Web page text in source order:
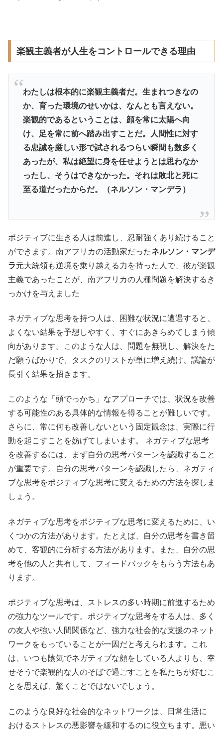
楽観主義者が人生をコントロールできる理由
わたしは根本的に楽観主義者だ。生まれつきなの
か、育った環境のせいかは、なんとも言えない。
楽観的であるということは、顔を常に太陽へ向
け、足を常に前へ踏み出すことだ。人間性に対す
る忠誠を厳しい形で試されるつらい瞬間も数多く
あったが、私は絶望に身を任せようとは思わなか
ったし、そうはできなかった。それは敗北と死に
至る道だったからだ。（ネルソン・マンデラ）
ポジティブに生きる人は前進し、忍耐強くあり続けること
ができます。南アフリカの活動家だったネルソン・マンデ
ラ元大統領も逆境を乗り越える力を持った人で、彼が楽観
主義であったことが、南アフリカの人種問題を解決するき
っかけを与えました
ネガティブな思考を持つ人は、困難な状況に遭遇すると、
よくない結果を予想しやすく、すぐにあきらめてしまう傾
向があります。このような人は、問題を無視し、解決をた
だ願うばかりで、タスクのリストが単に増え続け、議論が
長引く結果を招きます。
このような「頭でっかち」なアプローチでは、状況を改善
する可能性のある具体的な情報を得ることが難しいです。
さらに、常に何も改善しないという固定観念は、実際に行
動を起こすことを妨げてしまいます。 ネガティブな思考
を改善するには、まず自分の思考パターンを認識すること
が重要です。自分の思考パターンを認識したら、ネガティ
ブな思考をポジティブな思考に変えるための方法を探しま
しょう。
ネガティブな思考をポジティブな思考に変えるために、い
くつかの方法があります。たとえば、自分の思考を書き留
めて、客観的に分析する方法があります。また、自分の思
考を他の人と共有して、フィードバックをもらう方法もあ
ります。
ポジティブな思考は、ストレスの多い時期に前進するため
の強力なツールです。ポジティブな思考をする人は、多く
の友人や強い人間関係など、強力な社会的な支援のネット
ワークをもっていることが一因だと考えられます。これ
は、いつも陰気でネガティブな顔をしている人よりも、幸
せそうで楽観的な人のそばで過ごすことを私たちが好むこ
とを思えば、驚くことではないでしょう。
このような良好な社会的なネットワークは、日常生活に
おけるストレスの悪影響を緩和するのに役立ちます。悪い